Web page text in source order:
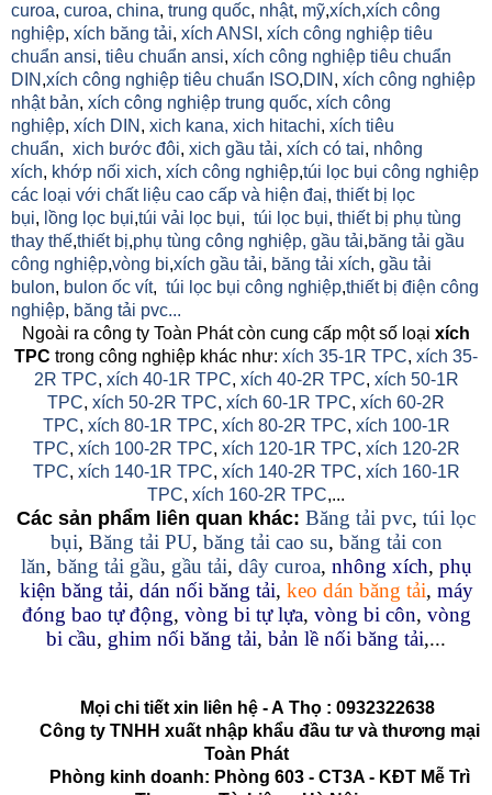
curoa, curoa, china, trung quốc, nhật, mỹ,xích,xích công
nghiệp, xích băng tải, xích ANSI , xích công nghiệp tiêu
chuẩn ansi, tiêu chuẩn ansi, xích công nghiệp tiêu chuẩn
DIN ,xích công nghiệp tiêu chuẩn ISO,DIN , xích công nghiệp
nhật bản, xích công nghiệp trung quốc, xích công
nghiệp, xích DIN , xich kana, xich hitachi, xích tiêu
chuẩn, xich bước đôi, xich gầu tải, xích có tai, nhông
xích, khớp nối xich, xích công nghiệp,túi lọc bụi công nghiệp
các loại với chất liệu cao cấp và hiện đaị, thiết bị lọc
bụi, lồng lọc bụi,túi vải lọc bụi, túi lọc bụi, thiết bị phụ tùng
thay thế,thiết bị,phụ tùng công nghiệp, gầu tải,băng tải gầu
công nghiệp,vòng bi,xích gầu tải, băng tải xích, gầu tải
bulon, bulon ốc vít, túi lọc bụi công nghiệp,thiết bị điện công
nghiệp, băng tải pvc...
Ngoài ra công ty Toàn Phát còn cung cấp một số loại xích
TPC trong công nghiệp khác như: xích 35-1R TPC, xích 35-
2R TPC, xích 40-1R TPC, xích 40-2R TPC, xích 50-1R
TPC, xích 50-2R TPC, xích 60-1R TPC, xích 60-2R
TPC, xích 80-1R TPC, xích 80-2R TPC, xích 100-1R
TPC, xích 100-2R TPC, xích 120-1R TPC, xích 120-2R
TPC, xích 140-1R TPC, xích 140-2R TPC, xích 160-1R
TPC, xích 160-2R TPC,...
Các sản phẩm liên quan khác: Băng tải pvc, túi lọc
bụi, Băng tải PU, băng tải cao su, băng tải con
lăn, băng tải gầu, gầu tải, dây curoa, nhông xích, phụ
kiện băng tải, dán nối băng tải, keo dán băng tải, máy
đóng bao tự động, vòng bi tự lựa, vòng bi côn, vòng
bi cầu, ghim nối băng tải, bản lề nối băng tải,...
Mọi chi tiết xin liên hệ - A Thọ : 0932322638
Công ty TNHH xuất nhập khẩu đầu tư và thương mại
Toàn Phát
Phòng kinh doanh: Phòng 603 - CT3A - KĐT Mễ Trì